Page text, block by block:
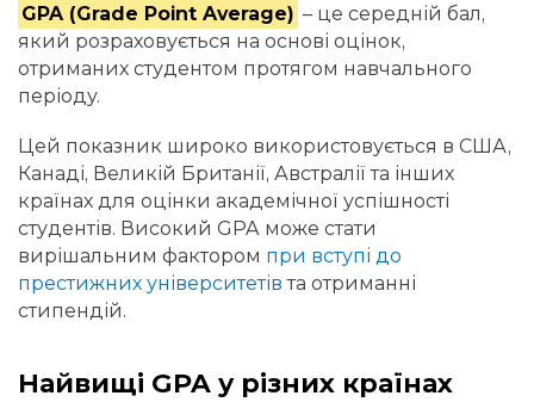
GPA (Grade Point Average) – це середній бал,
який розраховується на основі оцінок,
отриманих студентом протягом навчального
періоду.
Цей показник широко використовується в США,
Канаді, Великій Британії, Австралії та інших
країнах для оцінки академічної успішності
студентів. Високий GPA може стати
вирішальним фактором при вступі до
престижних університетів та отриманні
стипендій.
Найвищі GPA у різних країнах